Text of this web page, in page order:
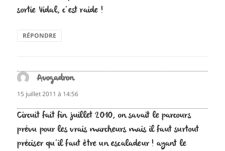
sortie Vidal, c’est raide !
RÉPONDRE
Avogadrondit :
15 juillet 2011 à 14:56
Circuit fait fin juillet 2010, on savait le parcours
prévu pour les vrais marcheurs mais il faut surtout
préciser qu’il faut être un escaladeur ! ayant le